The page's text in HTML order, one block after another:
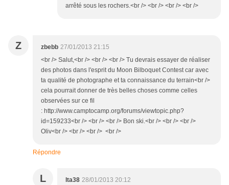
arrêté sous les rochers.<br /> <br /> <br /> <br />
Z zbebb 27/01/2013 21:15
<br /> Salut,<br /> <br /> <br /> Tu devrais essayer de réaliser
des photos dans l'esprit du Moon Bilboquet Contest car avec
ta qualité de photographe et ta connaissance du terrain<br />
cela pourrait donner de très belles choses comme celles
observées sur ce fil
: http://www.camptocamp.org/forums/viewtopic.php?
id=159233<br /> <br /> <br /> Bon ski.<br /> <br /> <br />
Oliv<br /> <br /> <br /> <br />
Répondre
L lta38 28/01/2013 20:12